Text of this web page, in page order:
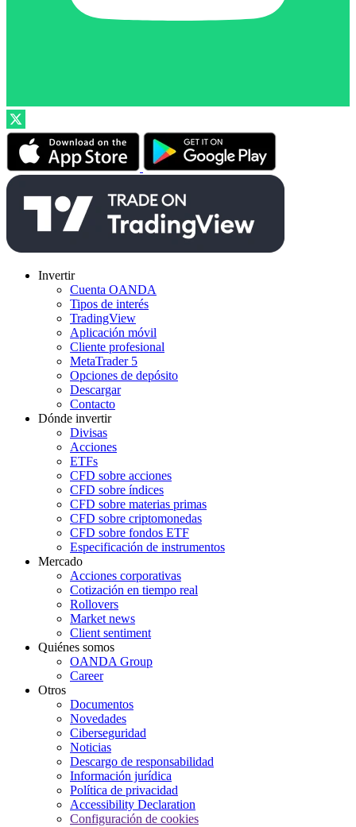
Invertir
Cuenta OANDA
Tipos de interés
TradingView
Aplicación móvil
Cliente profesional
MetaTrader 5
Opciones de depósito
Descargar
Contacto
Dónde invertir
Divisas
Acciones
ETFs
CFD sobre acciones
CFD sobre índices
CFD sobre materias primas
CFD sobre criptomonedas
CFD sobre fondos ETF
Especificación de instrumentos
Mercado
Acciones corporativas
Cotización en tiempo real
Rollovers
Market news
Client sentiment
Quiénes somos
OANDA Group
Career
Otros
Documentos
Novedades
Ciberseguridad
Noticias
Descargo de responsabilidad
Información jurídica
Política de privacidad
Accessibility Declaration
Configuración de cookies